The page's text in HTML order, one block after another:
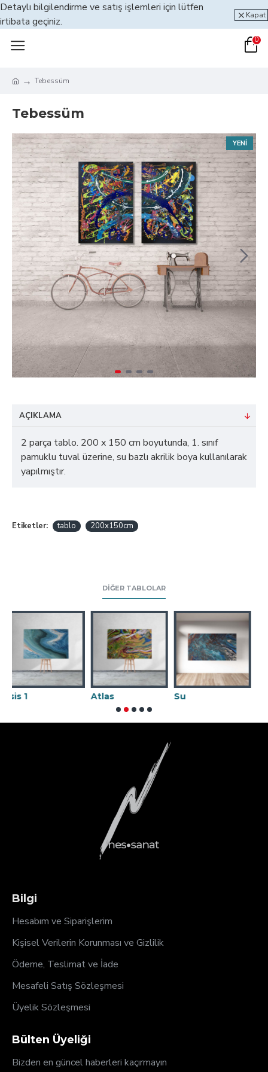
Detaylı bilgilendirme ve satış işlemleri için lütfen
irtibata geçiniz.
Kapat
0
Tebessüm
Tebessüm
YENI
AÇIKLAMA
2 parça tablo. 200 x 150 cm boyutunda, 1. sınıf
pamuklu tuval üzerine, su bazlı akrilik boya kullanılarak
yapılmıştır.
Etiketler: tablo 200x150cm
DIĞER TABLOLAR
Bilgi
Hesabım ve Siparişlerim
Kişisel Verilerin Korunması ve Gizlilik
Ödeme, Teslimat ve İade
Mesafeli Satış Sözleşmesi
Üyelik Sözleşmesi
Bülten Üyeliği
Bizden en güncel haberleri kaçırmayın